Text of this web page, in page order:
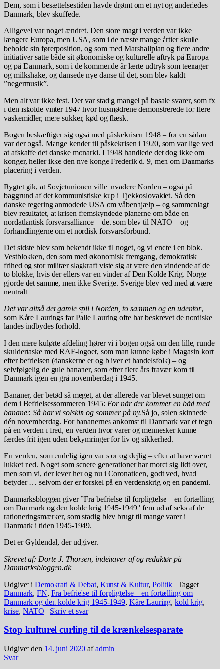
Dem, som i besættelsestiden havde drømt om et nyt og anderledes
Danmark, blev skuffede.
Alligevel var noget ændret. Den store magt i verden var ikke
længere Europa, men USA, som i de næste mange årtier skulle
beholde sin førerposition, og som med Marshallplan og flere andre
initiativer satte både sit økonomiske og kulturelle aftryk på Europa –
og på Danmark, som i de kommende år lærte udtryk som teenager
og milkshake, og dansede nye danse til det, som blev kaldt
”negermusik”.
Men alt var ikke fest. Der var stadig mangel på basale svarer, som fx
i den iskolde vinter 1947 hvor husmødrene demonstrerede for flere
vaskemidler, mere sukker, kød og flæsk.
Bogen beskæftiger sig også med påskekrisen 1948 – for en sådan
var der også. Mange kender til påskekrisen i 1920, som var lige ved
at afskaffe det danske monarki. I 1948 handlede det dog ikke om
konger, heller ikke den nye konge Frederik d. 9, men om Danmarks
placering i verden.
Rygtet gik, at Sovjetunionen ville invadere Norden – også på
baggrund af det kommunistiske kup i Tjekkoslovakiet. Så den
danske regering anmodede USA om våbenhjælp – og sammenlagt
blev resultatet, at krisen fremskyndede planerne om både en
nordatlantisk forsvarsalliance – det som blev til NATO – og
forhandlingerne om et nordisk forsvarsforbund.
Det sidste blev som bekendt ikke til noget, og vi endte i en blok.
Vestblokken, den som med økonomisk fremgang, demokratisk
frihed og stor militær slagkraft viste sig at være den vindende af de
to blokke, hvis der ellers var en vinder af Den Kolde Krig. Norge
gjorde det samme, men ikke Sverige. Sverige blev ved med at være
neutralt.
Det var altså det gamle spil i Norden, to sammen og en udenfor,
som Kåre Laurings far Palle Lauring ofte har beskrevet de nordiske
landes indbydes forhold.
I den mere kulørte afdeling hører vi i bogen også om den lille, runde
skuldertaske med RAF-logoet, som man kunne købe i Magasin kort
efter befrielsen (danskerne er og bliver et handelsfolk) – og
selvfølgelig de gule bananer, som efter flere års fravær kom til
Danmark igen en grå novemberdag i 1945.
Bananer, der betød så meget, at der allerede var blevet sunget om
dem i Befrielsessommeren 1945: For når der kommer en båd med
bananer. Så har vi solskin og sommer på ny.Så jo, solen skinnede
dén novemberdag. For bananernes ankomst til Danmark var et tegn
på en verden i fred, en verden hvor varer og mennesker kunne
færdes frit igen uden bekymringer for liv og sikkerhed.
En verden, som endelig igen var stor og dejlig – efter at have været
lukket ned. Noget som senere generationer har moret sig lidt over,
men som vi, der lever her og nu i Coronatiden, godt ved, hvad
betyder … selvom der er forskel på en verdenskrig og en pandemi.
Danmarksbloggen giver ”Fra befrielse til forpligtelse – en fortælling
om Danmark og den kolde krig 1945-1949” fem ud af seks af de
rationeringsmærker, som stadig blev brugt til mange varer i
Danmark i tiden 1945-1949.
Det er Gyldendal, der udgiver.
Skrevet af: Dorte J. Thorsen, indehaver af og redaktør på
Danmarksbloggen.dk
Udgivet i Demokrati & Debat, Kunst & Kultur, Politik | Tagget
Danmark, FN, Fra befrielse til forpligtelse – en fortælling om
Danmark og den kolde krig 1945-1949, Kåre Lauring, kold krig,
krise, NATO | Skriv et svar
Stop kulturel curling til de krænkelsesparate
Udgivet den 14. juni 2020 afadmin
Svar